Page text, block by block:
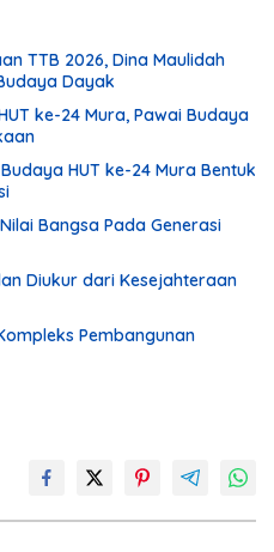
TTB 2026, Dina Maulidah
Dayak
ke-24 Mura, Pawai Budaya
HUT ke-24 Mura Bentuk
Bangsa Pada Generasi
Diukur dari Kesejahteraan
Pembangunan